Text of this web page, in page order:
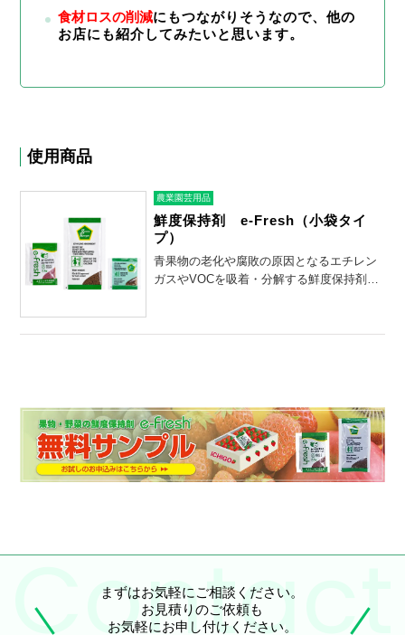
食材ロスの削減にもつながりそうなので、他の
お店にも紹介してみたいと思います。
使用商品
農業園芸用品
鮮度保持剤 e-Fresh（小袋タイ
プ）
青果物の老化や腐敗の原因となるエチレン
ガスやVOCを吸着・分解する鮮度保持剤で
まずはお気軽にご相談ください。
お見積りのご依頼も
お気軽にお申し付けください。